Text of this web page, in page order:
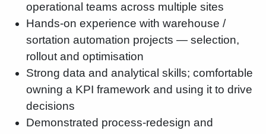
operational teams across multiple sites
Hands-on experience with warehouse /
sortation automation projects — selection,
rollout and optimisation
Strong data and analytical skills; comfortable
owning a KPI framework and using it to drive
decisions
Demonstrated process-redesign and